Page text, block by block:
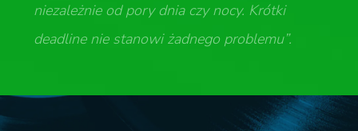
niezależnie od pory dnia czy nocy. Krótki
deadline nie stanowi żadnego problemu”.